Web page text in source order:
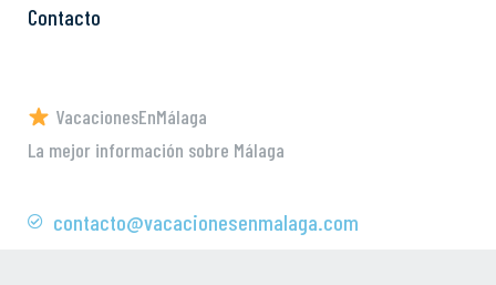
Contacto
VacacionesEnMálaga
La mejor información sobre Málaga
contacto@vacacionesenmalaga.com